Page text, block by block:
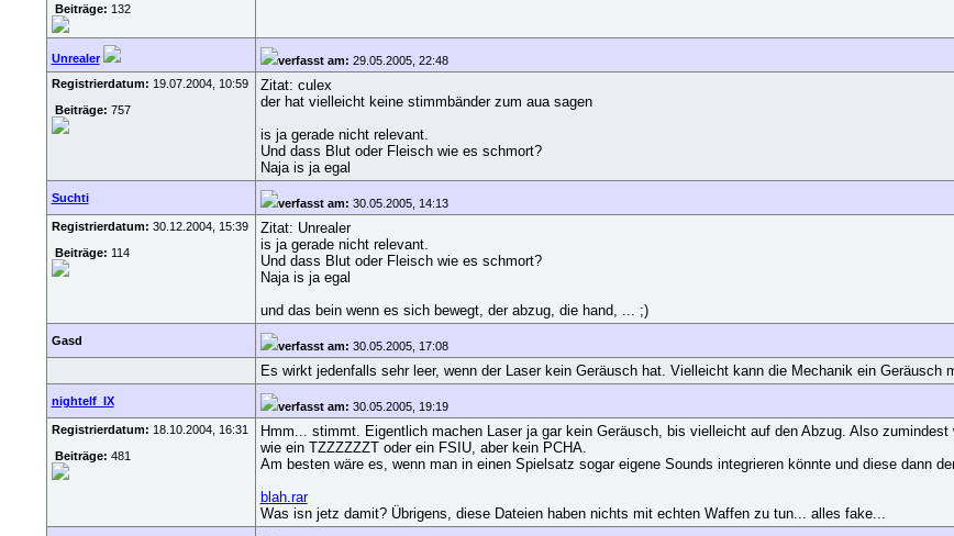
Beiträge: 132
Unrealer verfasst am: 29.05.2005, 22:48
Registrierdatum: 19.07.2004, 10:59
Beiträge: 757
Zitat: culex
der hat vielleicht keine stimmbänder zum aua sagen
is ja gerade nicht relevant.
Und dass Blut oder Fleisch wie es schmort?
Naja is ja egal
Suchti verfasst am: 30.05.2005, 14:13
Registrierdatum: 30.12.2004, 15:39
Beiträge: 114
Zitat: Unrealer
is ja gerade nicht relevant.
Und dass Blut oder Fleisch wie es schmort?
Naja is ja egal
und das bein wenn es sich bewegt, der abzug, die hand, ... ;)
Gasd verfasst am: 30.05.2005, 17:08
Es wirkt jedenfalls sehr leer, wenn der Laser kein Geräusch hat. Vielleicht kann die Mechanik ein Geräusch
nightelf_IX verfasst am: 30.05.2005, 19:19
Registrierdatum: 18.10.2004, 16:31
Beiträge: 481
Hmm... stimmt. Eigentlich machen Laser ja gar kein Geräusch, bis vielleicht auf den Abzug. Also
wie ein TZZZZZZT oder ein FSIU, aber kein PCHA.
Am besten wäre es, wenn man in einen Spielsatz sogar eigene Sounds integrieren könnte und diese dann
blah.rar
Was isn jetz damit? Übrigens, diese Dateien haben nichts mit echten Waffen zu tun... alles fake...